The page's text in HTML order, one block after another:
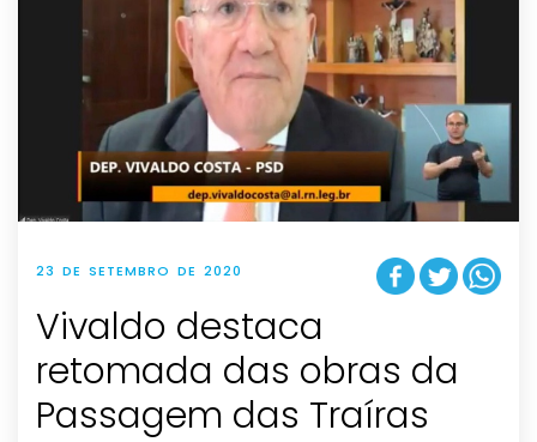
23 DE SETEMBRO DE 2020
Vivaldo destaca
retomada das obras da
Passagem das Traíras